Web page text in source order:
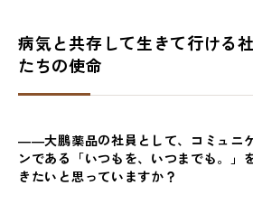
病気と共存して生きて行ける
たちの使命
――大鵬薬品の社員として、コミュニ
ンである「いつもを、いつまでも。」
きたいと思っていますか？